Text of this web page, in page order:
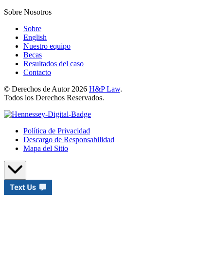
Sobre Nosotros
Sobre
English
Nuestro equipo
Becas
Resultados del caso
Contacto
© Derechos de Autor 2026 H&P Law.
Todos los Derechos Reservados.
Política de Privacidad
Descargo de Responsabilidad
Mapa del Sitio